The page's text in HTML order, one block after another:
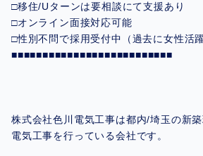
□移住/Uターンは要相談にて支援あり
□オンライン面接対応可能
□性別不問で採用受付中（過去に女性活
■■■■■■■■■■■■■■■■■■■■■■■■■■
株式会社色川電気工事は都内/埼玉の新
電気工事を行っている会社です。